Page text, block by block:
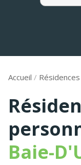
Accueil /
Baie-